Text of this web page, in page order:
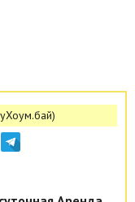
одеяла, подушки), 7.
Возможность до
(например –